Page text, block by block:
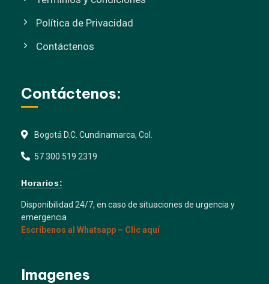
Política de Privacidad
Contáctenos
Contáctenos:
Bogotá D.C. Cundinamarca, Col.
57 300 519 2319
Horarios:
Disponibilidad 24/7, en caso de situaciones de urgencia y
emergencia
Escríbenos al Whatsapp – Clic aquí
Imagenes